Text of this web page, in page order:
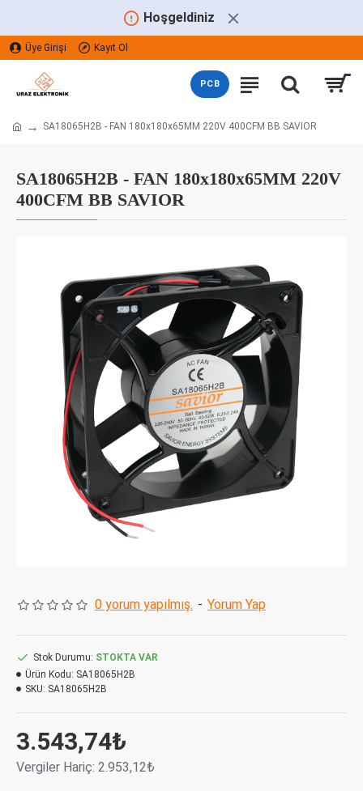
Hoşgeldiniz
Üye Girişi Kayıt Ol
PCB
SA18065H2B - FAN 180x180x65MM 220V 400CFM BB SAVIOR
SA18065H2B - FAN 180x180x65MM 220V
400CFM BB SAVIOR
0 yorum yapılmış. - Yorum Yap
3.543,74₺
Vergiler Hariç: 2.953,12₺
Stok Durumu: STOKTA VAR
Ürün Kodu: SA18065H2B
SKU: SA18065H2B